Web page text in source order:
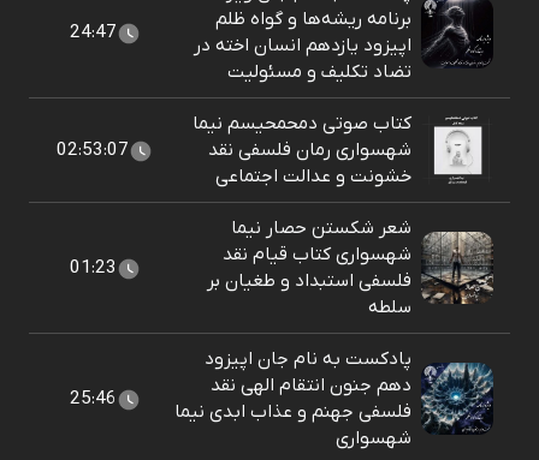
برنامه ریشه‌ها و گواه ظلم
اپیزود یازدهم انسان اخته در
تضاد تکلیف و مسئولیت
24:47
کتاب صوتی دمحمحیسم نیما
شهسواری رمان فلسفی نقد
خشونت و عدالت اجتماعی
02:53:07
شعر شکستن حصار نیما
شهسواری کتاب قیام نقد
فلسفی استبداد و طغیان بر
سلطه
01:23
پادکست به نام جان اپیزود
دهم جنون انتقام الهی نقد
فلسفی جهنم و عذاب ابدی نیما
شهسواری
25:46